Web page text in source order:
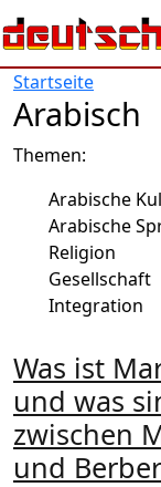
Direkt zum Inhalt
Startseite
Arabisch
Themen:
Arabische
Arabische
Religion
Gesellschaft
Integration
Was ist
und was
zwischen
und